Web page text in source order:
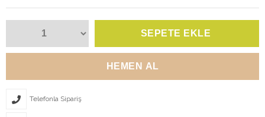
Telefonla Sipariş